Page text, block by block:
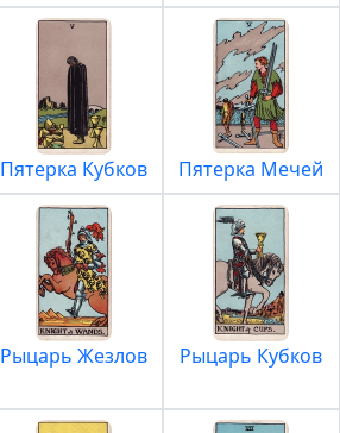
Пятерка Кубков Пятерка Мечей
Рыцарь Жезлов Рыцарь Кубков